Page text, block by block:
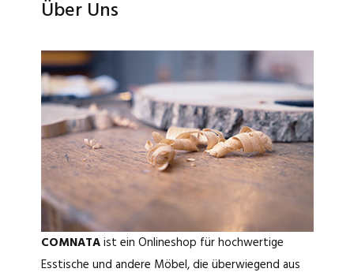
Über Uns
COMNATAist ein Onlineshop für hochwertige
Esstische und andere Möbel, die überwiegend aus